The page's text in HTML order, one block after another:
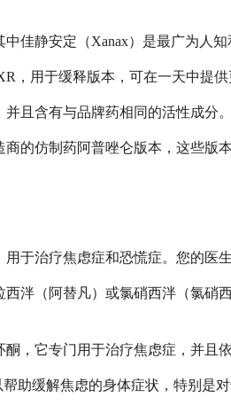
佳静安定（Xanax）是最广为人
，用于缓释版本，可在一天中提
且含有与品牌药相同的活性成分
的仿制药阿普唑仑版本，这些版
于治疗焦虑症和恐慌症。您的医
泮（阿替凡）或氯硝西泮（氯硝
，它专门用于治疗焦虑症，并且
助缓解焦虑的身体症状，特别是